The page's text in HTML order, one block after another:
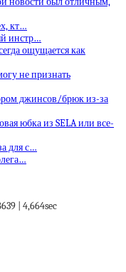
кт…
инстр…
ощущается как
не признать
джинсов/брюк из-за
юбка из SELA или все-
для с…
| 4,664sec